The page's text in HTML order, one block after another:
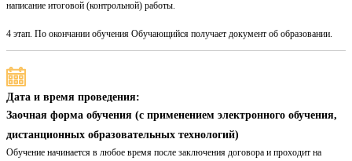
написание итоговой (контрольной) работы.
4 этап. По окончании обучения Обучающийся получает документ об образовании.
Дата и время проведения:
Заочная форма обучения (с применением электронного обучения,
дистанционных образовательных технологий)
Обучение начинается в любое время после заключения договора и проходит на